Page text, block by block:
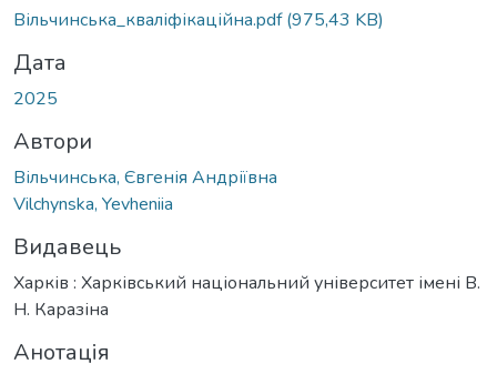
Вільчинська_кваліфікаційна.pdf(975,43 KB)
Дата
2025
Автори
Вільчинська, Євгенія Андріївна
Vilchynska, Yevheniia
Видавець
Харків : Харківський національний університет імені В.
Н. Каразіна
Анотація